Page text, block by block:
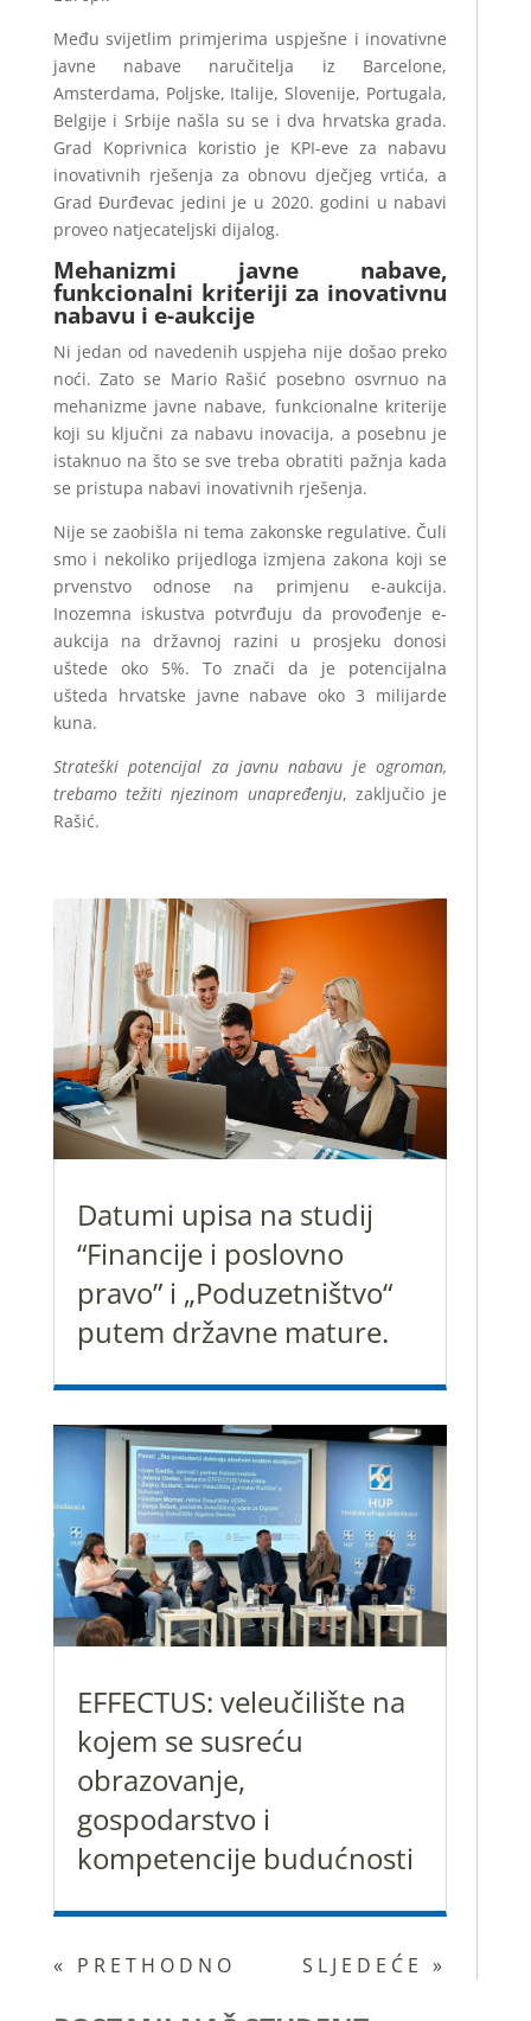
Među svijetlim primjerima uspješne i inovativne
javne nabave naručitelja iz Barcelone,
Amsterdama, Poljske, Italije, Slovenije, Portugala,
Belgije i Srbije našla su se i dva hrvatska grada.
Grad Koprivnica koristio je KPI-eve za nabavu
inovativnih rješenja za obnovu dječjeg vrtića, a
Grad Đurđevac jedini je u 2020. godini u nabavi
proveo natjecateljski dijalog.
Mehanizmi javne nabave,
funkcionalni kriteriji za inovativnu
nabavu i e-aukcije
Ni jedan od navedenih uspjeha nije došao preko
noći. Zato se Mario Rašić posebno osvrnuo na
mehanizme javne nabave, funkcionalne kriterije
koji su ključni za nabavu inovacija, a posebnu je
istaknuo na što se sve treba obratiti pažnja kada
se pristupa nabavi inovativnih rješenja.
Nije se zaobišla ni tema zakonske regulative. Čuli
smo i nekoliko prijedloga izmjena zakona koji se
prvenstvo odnose na primjenu e-aukcija.
Inozemna iskustva potvrđuju da provođenje e-
aukcija na državnoj razini u prosjeku donosi
uštede oko 5%. To znači da je potencijalna
ušteda hrvatske javne nabave oko 3 milijarde
kuna.
Strateški potencijal za javnu nabavu je ogroman,
trebamo težiti njezinom unapređenju, zaključio je
Rašić.
Datumi upisa na studij
“Financije i poslovno
pravo” i „Poduzetništvo“
putem državne mature.
EFFECTUS: veleučilište na
kojem se susreću
obrazovanje,
gospodarstvo i
kompetencije budućnosti
« PRETHODNO SLJEDEĆE »